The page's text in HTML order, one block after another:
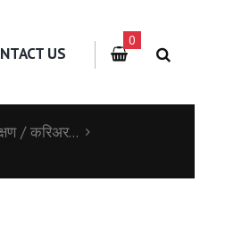
US
0
/ करिअर...